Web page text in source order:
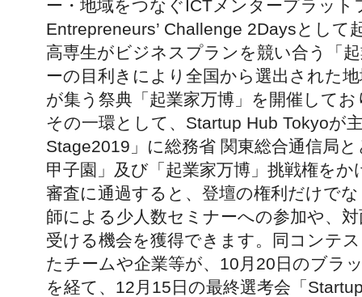
ー・地域をつなぐICTメンタープラット
Entrepreneurs’ Challenge 2Daysとして
高専生がビジネスプランを競い合う「
ーの目利きにより全国から選出された
が集う祭典「起業家万博」を開催して
その一環として、Startup Hub Tokyoが
Stage2019」に総務省 関東総合通信局
甲子園」及び「起業家万博」挑戦権を
審査に通過すると、登壇の権利だけで
師による少人数セミナーへの参加や、
受ける機会を獲得できます。同コンテ
たチームや企業等が、10月20日のブラ
を経て、12月15日の最終選考会「